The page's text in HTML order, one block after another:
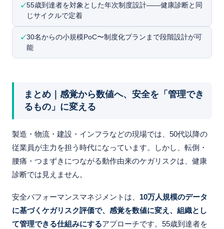
55歳到達者を対象とした年次制度設計——健康診断と同
じサイクルで定着
30名からの小規模PoC〜制度化プランまで段階設計が可
能
まとめ｜感覚から数値へ、安全を「管理でき
るもの」に変える
製造・物流・建設・インフラなどの現場では、50代以降の
従業員が主力を担う時代になっています。しかし、転倒・
腰痛・つまずきにつながる動作由来のケガリスクは、健康
診断では見えません。
安全パフォーマンスマネジメントは、 10万人規模のデータ
に基づくケガリスク評価で、感覚を数値に変え、組織とし
て管理できる仕組みにするアプローチです。55歳到達者を